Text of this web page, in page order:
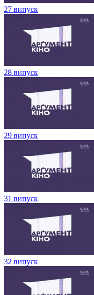
27 випуск
28 випуск
29 випуск
31 випуск
32 випуск